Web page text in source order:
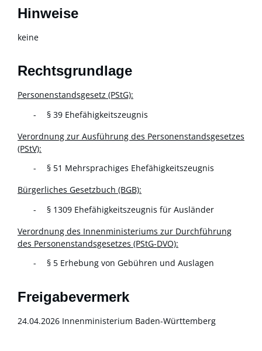
Hinweise
keine
Rechtsgrundlage
Personenstandsgesetz (PStG):
§ 39 Ehefähigkeitszeugnis
Verordnung zur Ausführung des Personenstandsgesetzes
(PStV):
§ 51 Mehrsprachiges Ehefähigkeitszeugnis
Bürgerliches Gesetzbuch (BGB):
§ 1309 Ehefähigkeitszeugnis für Ausländer
Verordnung des Innenministeriums zur Durchführung
des Personenstandsgesetzes (PStG-DVO):
§ 5 Erhebung von Gebühren und Auslagen
Freigabevermerk
24.04.2026 Innenministerium Baden-Württemberg